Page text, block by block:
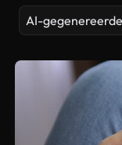
AI-